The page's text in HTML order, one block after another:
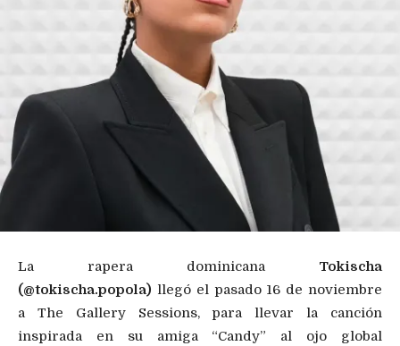
La rapera dominicana Tokischa
(@tokischa.popola) llegó el pasado 16 de noviembre
a The Gallery Sessions, para llevar la canción
inspirada en su amiga “Candy” al ojo global